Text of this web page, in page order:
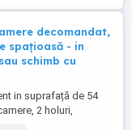
decomandat,
spațioasă - in
schimb cu
in suprafață de 54
2 holuri,